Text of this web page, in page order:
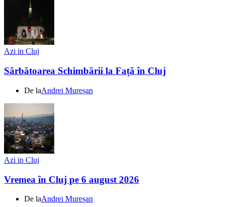
Azi in Cluj
Sărbătoarea Schimbării la Față în Cluj
De laAndrei Mureșan
Azi in Cluj
Vremea în Cluj pe 6 august 2026
De laAndrei Mureșan